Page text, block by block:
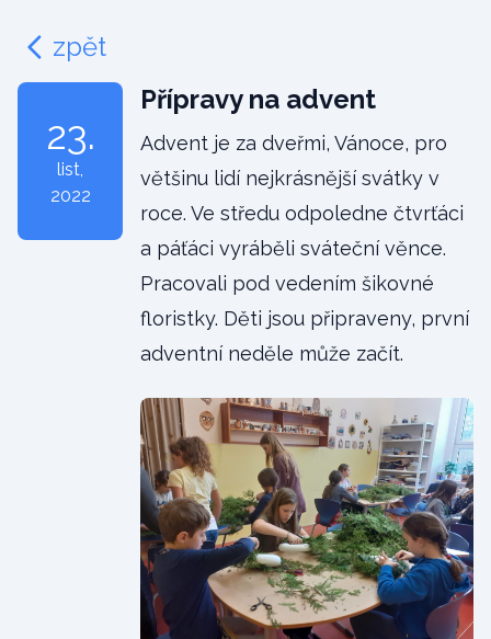
zpět
23.
list,
2022
Přípravy na advent
Advent je za dveřmi, Vánoce, pro
většinu lidí nejkrásnější svátky v
roce. Ve středu odpoledne čtvrťáci
a páťáci vyráběli sváteční věnce.
Pracovali pod vedením šikovné
floristky. Děti jsou připraveny, první
adventní neděle může začít.